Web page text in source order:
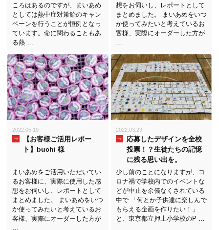
ころはあるのですが、まいあめ
としては熱中症対策飴のキャン
ペーンを行うことが恒例となっ
ています。命に関わることもあ
る熱 …
想をお伺いし、レポートとして
まとめました。 まいあめをいつ
か使ってみたいと考えているお
客様、実際にオーダーした方が
2022.05.10
【お客様ご活用レポー
ト】buchi 様
まいあめをご活用いただいてい
るお客様に、実際に使用した感
想をお伺いし、レポートとして
まとめました。 まいあめをいつ
か使ってみたいと考えているお
客様、実際にオーダーした方が
2022.03.29
応募したデザインを全校
投票！？生徒たちの記憶
に残る思い出を。
少し前のことになりますが、コ
ロナ禍で学校内でのイベントな
どが中止を余儀なくされている
中で 「何とか子供達に楽しんで
もらえる企画を作りたい！」
と、東京都立押上小学校のP …